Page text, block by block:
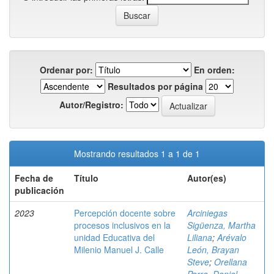
Ordenar por:
En orden:
Resultados por página
Autor/Registro:
Mostrando resultados 1 a 1 de 1
Fecha de
publicación
Título Autor(es)
2023
Percepción docente sobre
procesos inclusivos en la
unidad Educativa del
Milenio Manuel J. Calle
Arciniegas
Sigüenza, Martha
Liliana;Arévalo
León, Brayan
Steve; Orellana